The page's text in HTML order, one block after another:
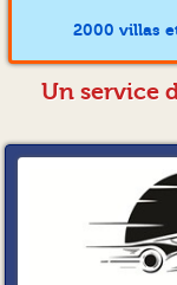
2000 villas
Un service